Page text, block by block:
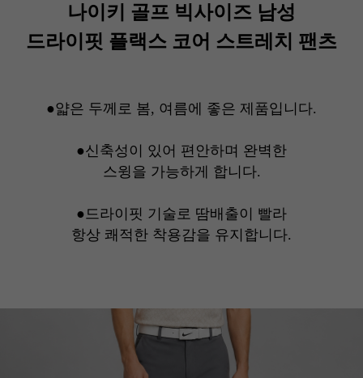
나이키 골프 빅사이즈 남성
드라이핏 플랙스 코어 스트레치 팬츠
●얇은 두께로 봄, 여름에 좋은 제품입니다.
●신축성이 있어 편안하며 완벽한
스윙을 가능하게 합니다.
●드라이핏 기술로 땀배출이 빨라
항상 쾌적한 착용감을 유지합니다.